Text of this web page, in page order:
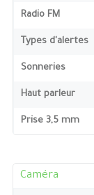
Radio FM
Types d'alertes
Sonneries
Haut parleur
Prise 3,5 mm
Caméra